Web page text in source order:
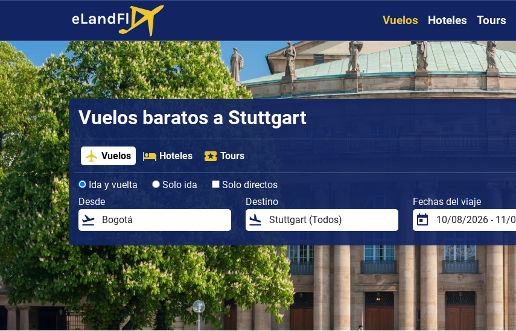
Vuelos Hoteles Tours
Vuelos baratos a Stuttgart
Vuelos Hoteles Tours
Ida y vuelta Solo ida
Solo directos
Desde
Destino Fechas del viaje